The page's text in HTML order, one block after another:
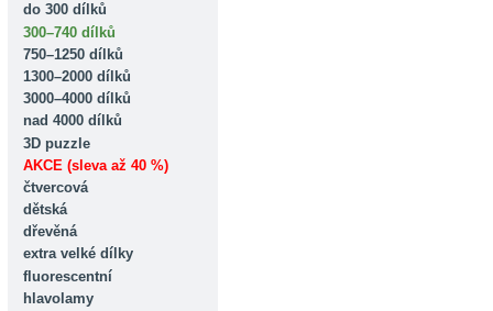
do 300 dílků
300–740 dílků
750–1250 dílků
1300–2000 dílků
3000–4000 dílků
nad 4000 dílků
3D puzzle
AKCE (sleva až 40 %)
čtvercová
dětská
dřevěná
extra velké dílky
fluorescentní
hlavolamy